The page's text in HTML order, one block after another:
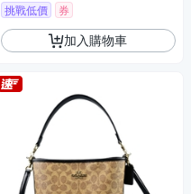
挑戰低價 券
加入購物車